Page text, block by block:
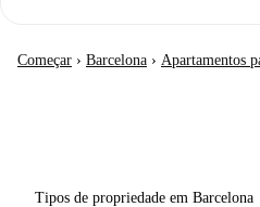
Começar › Barcelona › Apartamentos
Tipos de propriedade em Barcelona